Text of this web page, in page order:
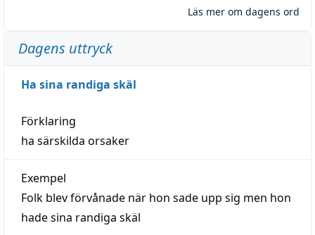
Läs mer om dagens ord
Dagens uttryck
Ha sina randiga skäl
Förklaring
ha särskilda orsaker
Exempel
Folk blev förvånade när hon sade upp sig men hon
hade sina randiga skäl